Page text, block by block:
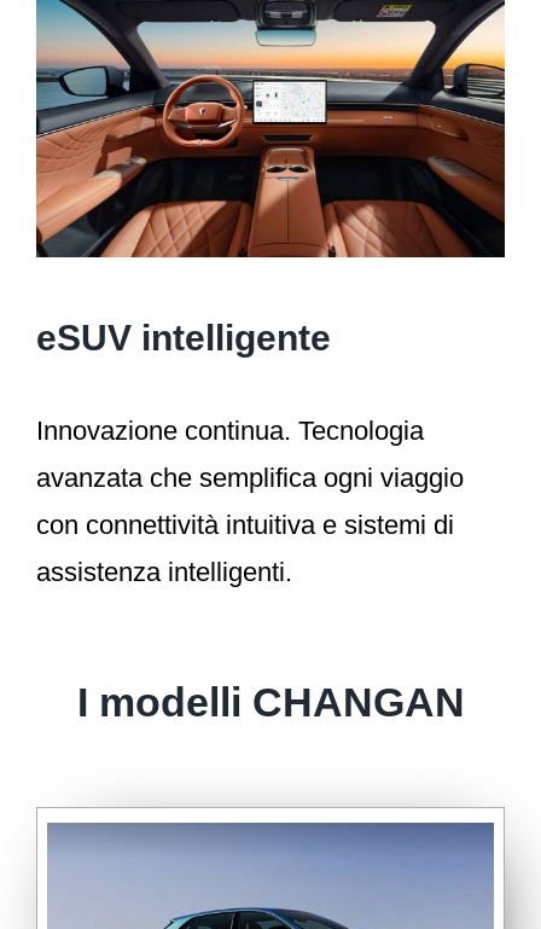
eSUV intelligente
Innovazione continua. Tecnologia
avanzata che semplifica ogni viaggio
con connettività intuitiva e sistemi di
assistenza intelligenti.
I modelli CHANGAN